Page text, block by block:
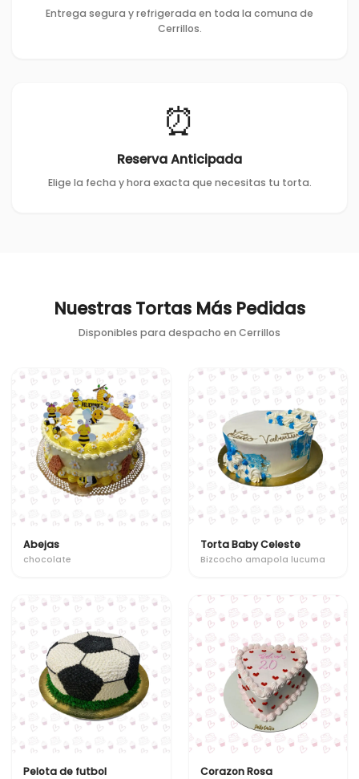
Entrega segura y refrigerada en toda la comuna de
Cerrillos.
⏰
Reserva Anticipada
Elige la fecha y hora exacta que necesitas tu torta.
Nuestras Tortas Más Pedidas
Disponibles para despacho en Cerrillos
Abejas
chocolate
Torta Baby Celeste
Bizcocho amapola lucuma
Pelota de futbol Corazon Rosa